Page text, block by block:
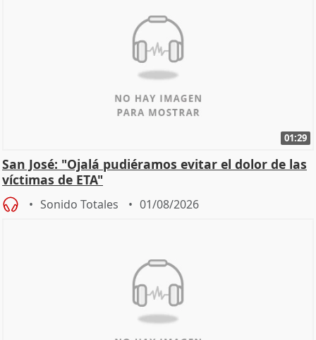
01:29
San José: "Ojalá pudiéramos evitar el dolor de las
víctimas de ETA"
Sonido Totales 01/08/2026